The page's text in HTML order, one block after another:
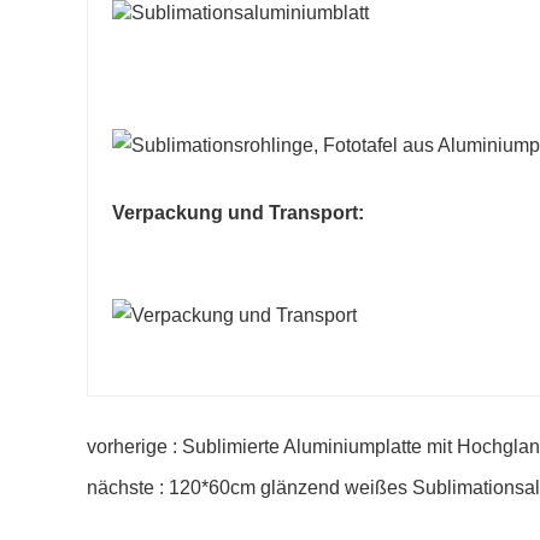
Verpackung und Transport:
vorherige : Sublimierte Aluminiumplatte mit
nächste : 120*60cm glänzend weißes